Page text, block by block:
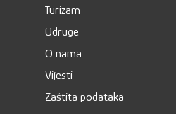
Turizam
Udruge
O nama
Vijesti
Zaštita podataka